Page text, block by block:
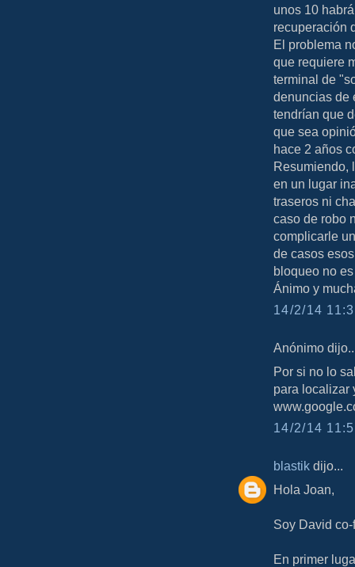
unos 10
recuperación
El problema
que requiere
terminal de
denuncias de
tendrían que
que sea
hace 2 años
Resumiendo,
en un lugar
traseros ni
caso de robo
complicarle
de casos
bloqueo no
Ánimo y
14/2/14
Anónimo
Por si no lo
para localizar
14/2/14
blastik dijo...
Hola Joan,
Soy David
En primer